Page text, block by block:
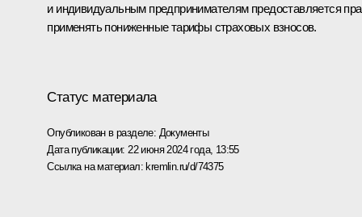
и индивидуальным предпринимателям предоставляется
применять пониженные тарифы страховых взносов.
Статус материала
Опубликован в разделе: Документы
Дата публикации: 22 июня 2024 года, 13:55
Ссылка на материал: kremlin.ru/d/74375